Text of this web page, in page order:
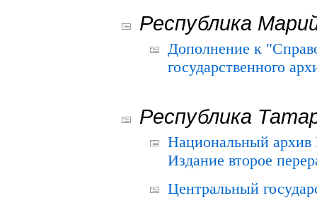
Республика
Дополнение к
государственного
Республика
Национальный архив
Издание второе
Центральный